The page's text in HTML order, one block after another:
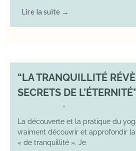
Lire la suite →
“LA TRANQUILLITÉ
SECRETS DE
•
La découverte et la pratique du
vraiment découvrir et approfondir
« de tranquillité ». Je